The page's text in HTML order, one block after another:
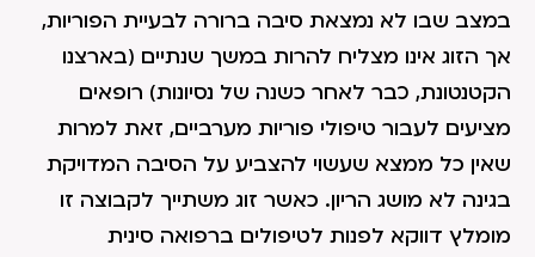
במצב שבו לא נמצאת סיבה ברורה לבעיית הפוריות,
אך הזוג אינו מצליח להרות במשך שנתיים (בארצנו
הקטנטונת, כבר לאחר כשנה של נסיונות) רופאים
מציעים לעבור טיפולי פוריות מערביים, זאת למרות
שאין כל ממצא שעשוי להצביע על הסיבה המדויקת
בגינה לא מושג הריון. כאשר זוג משתייך לקבוצה זו
מומלץ דווקא לפנות לטיפולים ברפואה סינית